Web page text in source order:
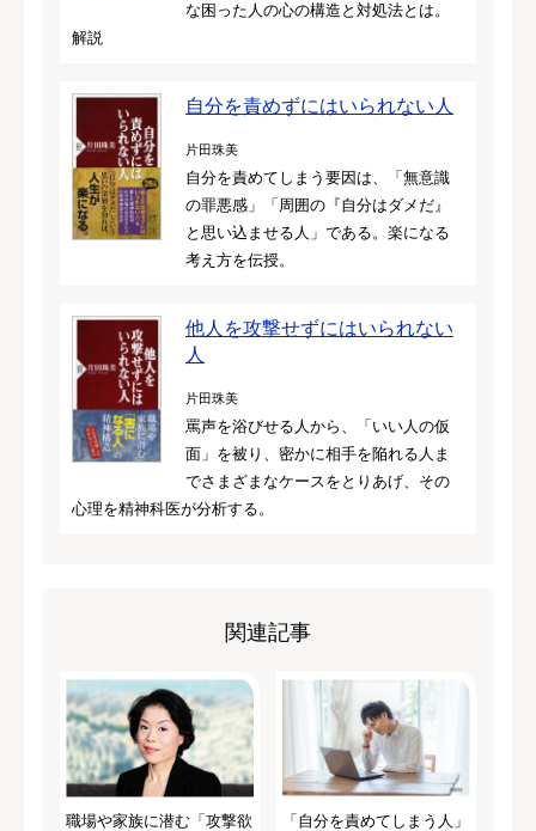
な困った人の心の構造と対処法とは。
解説
自分を責めずにはいられない人
片田珠美
自分を責めてしまう要因は、「無意識
の罪悪感」「周囲の『自分はダメだ』
と思い込ませる人」である。楽になる
考え方を伝授。
他人を攻撃せずにはいられない
人
片田珠美
罵声を浴びせる人から、「いい人の仮
面」を被り、密かに相手を陥れる人ま
でさまざまなケースをとりあげ、その
心理を精神科医が分析する。
関連記事
職場や家族に潜む「攻撃欲
「自分を責めてしまう人」